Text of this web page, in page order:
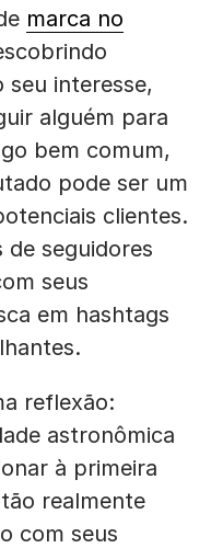
marca no
interesse,
alguém para
bem comum,
pode ser um
clientes.
de seguidores
seus
em hashtags
reflexão:
astronômica
à primeira
realmente
com seus